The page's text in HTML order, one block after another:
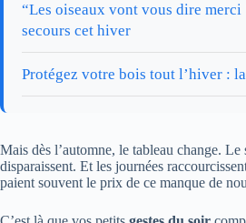
“Les oiseaux vont vous dire
secours cet hiver
Protégez votre bois tout l’hiver :
Mais dès l’automne, le tableau change.
disparaissent. Et les journées
paient souvent le prix de ce manque de